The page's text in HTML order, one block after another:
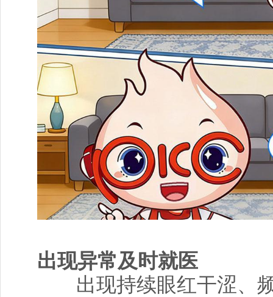
出现异常及时就医
出现持续眼红干涩、